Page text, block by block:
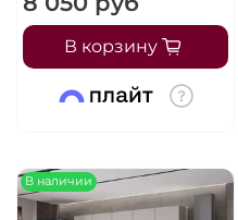
В корзину
В наличии